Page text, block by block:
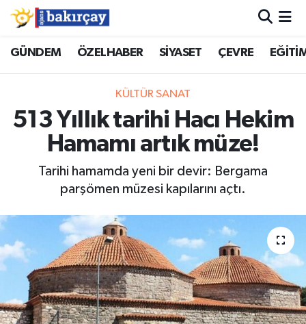
GÜNDEM ÖZELHABER SİYASET ÇEVRE
KÜLTÜR SANAT
513 Yıllık tarihi Hacı Hekim
Hamamı artık müze!
Tarihi hamamda yeni bir devir: Bergama
parşömen müzesi kapılarını açtı.
İzmir Nöbetçi Eczaneler
İzmir Hava Durumu
İzmir Namaz Vakitleri
Süper Lig Puan Durumu ve Fikstür
Tüm Manşetler
Son Dakika Haberleri
Haber Arşivi